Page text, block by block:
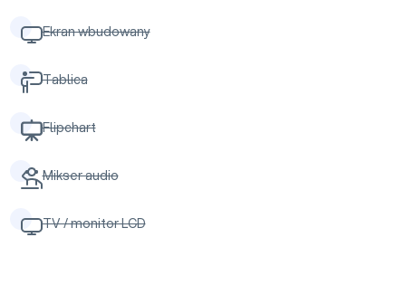
Ekran wbudowany
Tablica
Flipchart
Mikser audio
TV / monitor LCD